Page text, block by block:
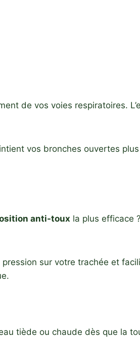
de vos voies respiratoires.
vos bronches ouvertes
anti-toux la plus efficace
sur votre trachée et
tiède ou chaude dès que la